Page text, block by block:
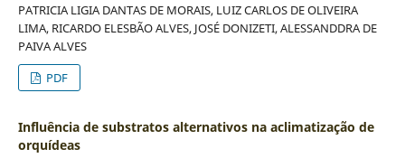
PATRICIA LIGIA DANTAS DE MORAIS, LUIZ CARLOS DE OLIVEIRA
LIMA, RICARDO ELESBÃO ALVES, JOSÉ DONIZETI, ALESSANDDRA DE
PAIVA ALVES
PDF
Influência de substratos alternativos na aclimatização de
orquídeas